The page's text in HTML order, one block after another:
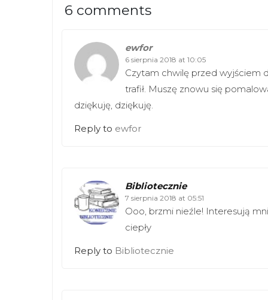
(
O
s
i
n
e
i
d
o
k
(
n
i
n
w
w
n
d
6 comments
ewfor
6 sierpnia 2018 at 10:05
Czytam chwilę przed wyjściem
trafił. Muszę znowu się
dziękuję, dziękuję.
Reply to ewfor
Bibliotecznie
7 sierpnia 2018 at 05:51
Ooo, brzmi nieźle! Interesują
ciepły
Reply to Bibliotecznie